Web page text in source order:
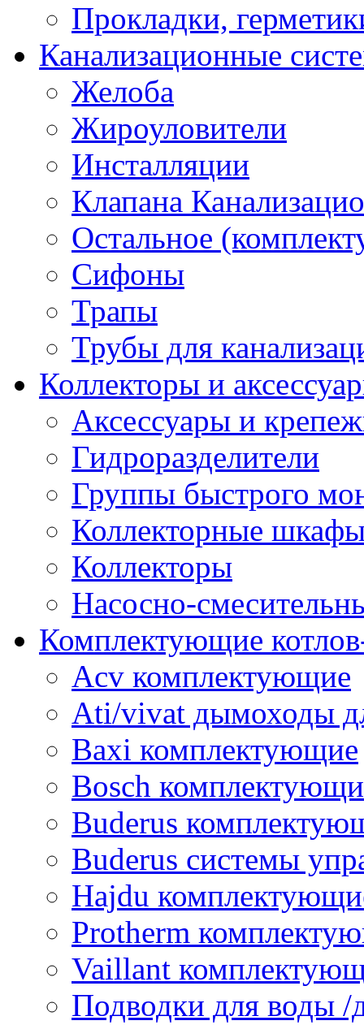
Прокладки,
Канализационные
Желоба
Жироуловители
Инсталляции
Клапана
Остальное
Сифоны
Трапы
Трубы для
Коллекторы и
Аксессуары и
Гидроразделители
Группы быстрого
Коллекторные
Коллекторы
Насосно-
Комплектующие
Acv комплектующие
Ati/vivat дымоходы
Baxi комплектующие
Bosch
Buderus
Buderus системы
Hajdu
Protherm
Vaillant
Подводки для воды /